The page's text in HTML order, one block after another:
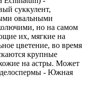
суккулент,
овальными
но на самом
их, мягкие на
цветение, во время
крупные
на астры. Может
делоспермы - Южная